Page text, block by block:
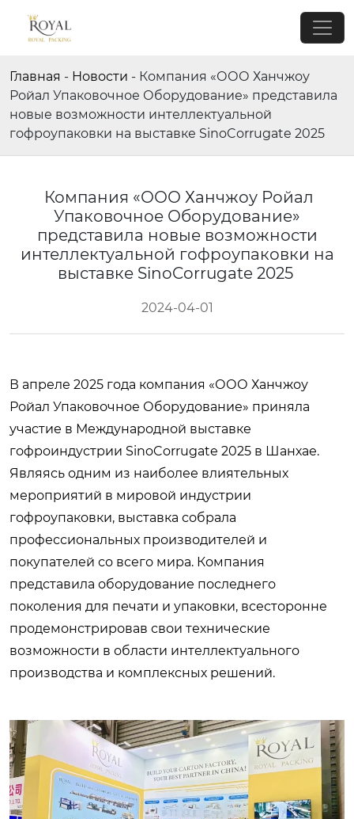
Главная - Новости - Компания «ООО Ханчжоу
Ройал Упаковочное Оборудование» представила
новые возможности интеллектуальной
гофроупаковки на выставке SinoCorrugate 2025
Компания «ООО Ханчжоу Ройал
Упаковочное Оборудование»
представила новые возможности
интеллектуальной гофроупаковки на
выставке SinoCorrugate 2025
2024-04-01
В апреле 2025 года компания «ООО Ханчжоу
Ройал Упаковочное Оборудование» приняла
участие в Международной выставке
гофроиндустрии SinoCorrugate 2025 в Шанхае.
Являясь одним из наиболее влиятельных
мероприятий в мировой индустрии
гофроупаковки, выставка собрала
профессиональных производителей и
покупателей со всего мира. Компания
представила оборудование последнего
поколения для печати и упаковки, всесторонне
продемонстрировав свои технические
возможности в области интеллектуального
производства и комплексных решений.